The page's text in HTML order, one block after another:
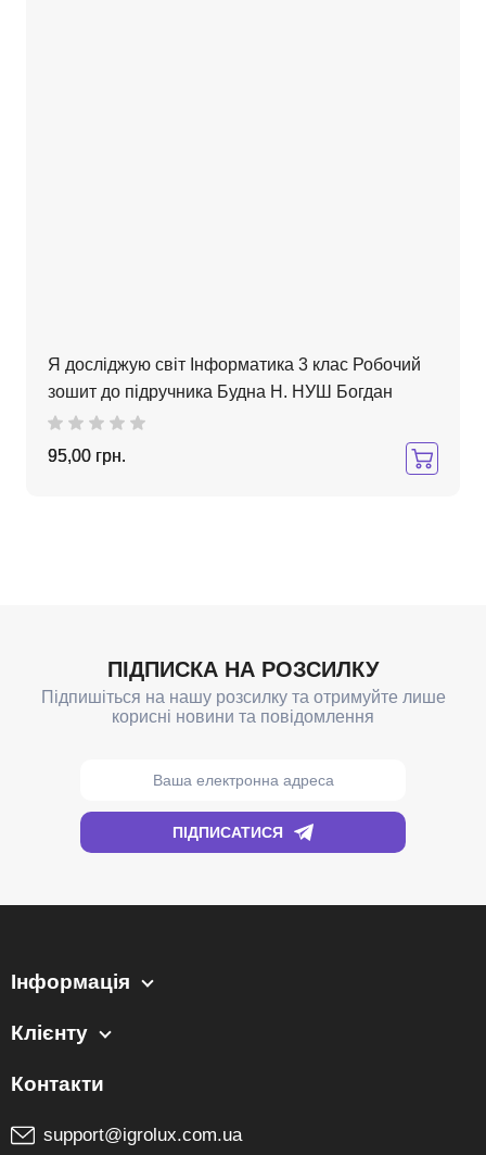
Я досліджую світ Інформатика 3 клас Робочий
зошит до підручника Будна Н. НУШ Богдан
95,00 грн.
Інформація
Клієнту
support@igrolux.com.ua